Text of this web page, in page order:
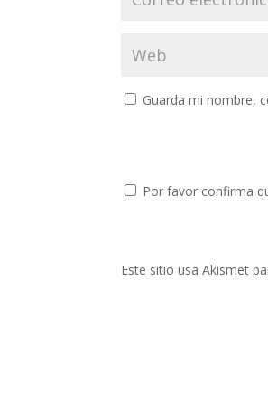
Guarda mi nombre,
Por favor confirma
Este sitio usa Akismet